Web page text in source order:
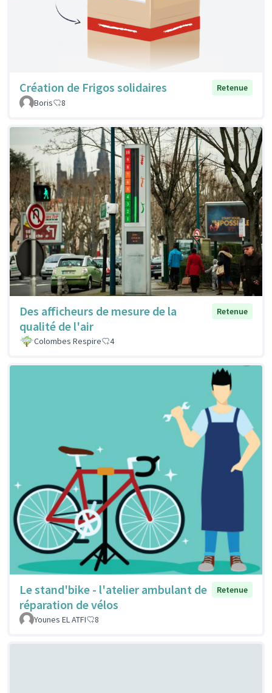
Création de Frigos solidaires
Retenue
Boris
8
Des afficheurs de mesure de la
qualité de l'air
Retenue
Colombes Respire 4
Le stand'bike - l'atelier ambulant de
réparation de vélos
Retenue
Younes EL ATFI 8